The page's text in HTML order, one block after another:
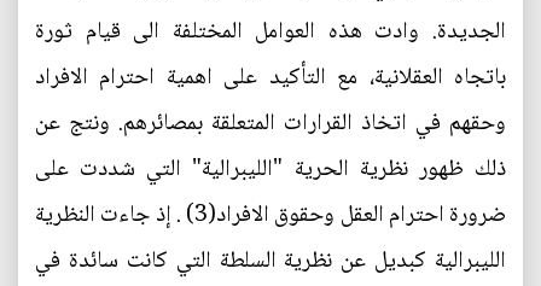
الجديدة. وادت هذه العوامل المختلفة الى قيام ثورة
باتجاه العقلانية، مع التأكيد على اهمية احترام الافراد
وحقهم في اتخاذ القرارات المتعلقة بمصائرهم. ونتج عن
ذلك ظهور نظرية الحرية "الليبرالية" التي شددت على
ضرورة احترام العقل وحقوق الافراد(3) . إذ جاءت النظرية
الليبرالية كبديل عن نظرية السلطة التي كانت سائدة في